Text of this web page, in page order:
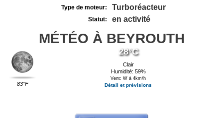
Type de moteur: Turboréacteur
Statut: en activité
MÉTÉO À BEYROUTH
83°F
28°C
Clair
Humidité: 59%
Vent: W à 4km/h
Détail et prévisions